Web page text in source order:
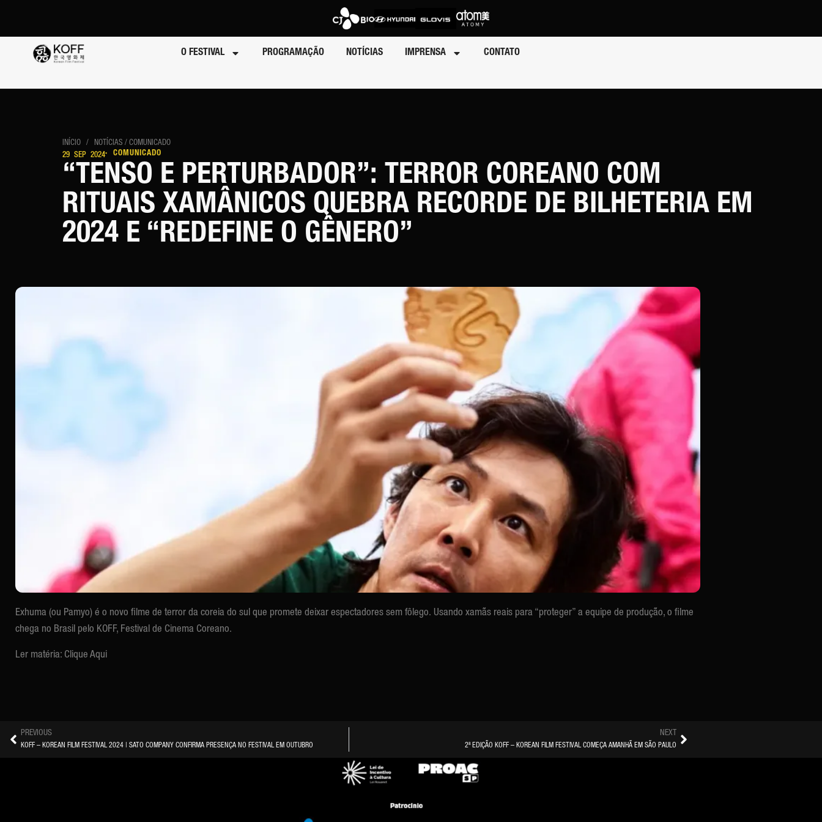
O FESTIVAL PROGRAMAÇÃO NOTÍCIAS IMPRENSA CONTATO
INÍCIO / NOTÍCIAS / COMUNICADO
29 SEP 2024· COMUNICADO
“TENSO E PERTURBADOR”: TERROR COREANO COM
RITUAIS XAMÂNICOS QUEBRA RECORDE DE BILHETERIA EM
2024 E “REDEFINE O GÊNERO”
Exhuma (ou Pamyo) é o novo filme de terror da coreia do sul que promete deixar espectadores sem fôlego. Usando xamãs reais para “proteger” a equipe de produção, o filme
chega no Brasil pelo KOFF, Festival de Cinema Coreano.
Ler matéria: Clique Aqui
PREVIOUS
KOFF – KOREAN FILM FESTIVAL 2024 | SATO COMPANY CONFIRMA PRESENÇA NO FESTIVAL EM OUTUBRO
NEXT
2ª EDIÇÃO KOFF – KOREAN FILM FESTIVAL COMEÇA AMANHÃ EM SÃO PAULO